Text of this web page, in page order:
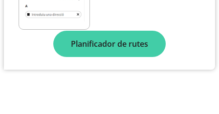
Planificador de rutes